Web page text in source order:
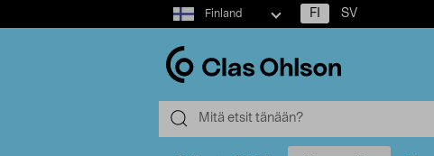
Select
market
Finland FI SV